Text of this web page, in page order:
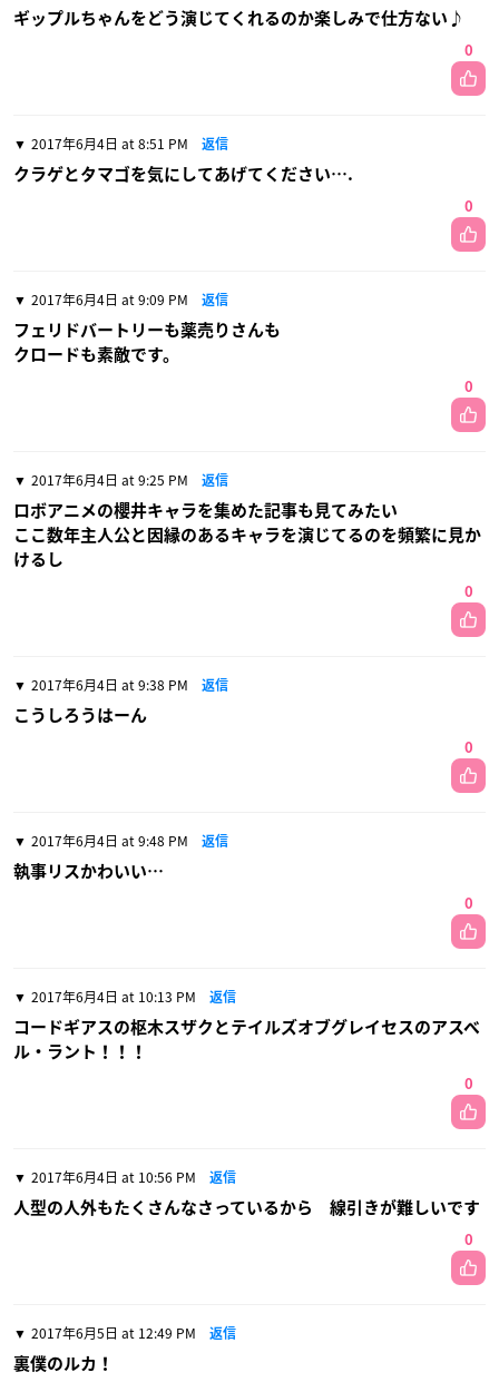
ギップルちゃんをどう演じてくれるのか楽しみで仕方ない♪
0
2017年6月4日 at 8:51 PM 返信
クラゲとタマゴを気にしてあげてください….
0
2017年6月4日 at 9:09 PM 返信
フェリドバートリーも薬売りさんも
クロードも素敵です。
0
2017年6月4日 at 9:25 PM 返信
ロボアニメの櫻井キャラを集めた記事も見てみたい
ここ数年主人公と因縁のあるキャラを演じてるのを頻繁に見か
けるし
0
2017年6月4日 at 9:38 PM 返信
こうしろうはーん
0
2017年6月4日 at 9:48 PM 返信
執事リスかわいい…
0
2017年6月4日 at 10:13 PM 返信
コードギアスの枢木スザクとテイルズオブグレイセスのアスベ
ル・ラント！！！
0
2017年6月4日 at 10:56 PM 返信
人型の人外もたくさんなさっているから 線引きが難しいです
0
2017年6月5日 at 12:49 PM 返信
裏僕のルカ！